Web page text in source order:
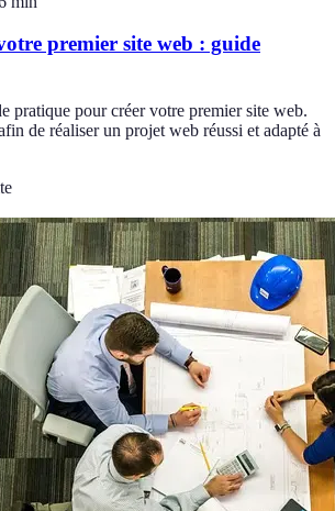
premier site web : guide
pratique pour créer votre premier site web.
de réaliser un projet web réussi et adapté à